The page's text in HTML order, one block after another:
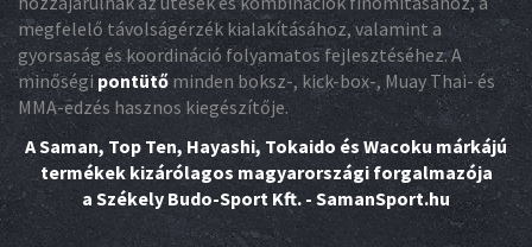
megfelelő távolságérzék kialakításához, valamint a
gyorsaság és koordináció folyamatos fejlesztéséhez. A
minőségipontütő minden boksz-, kick-box-, Muay Thai- és
MMA-edzés hasznos kiegészítője.
A Saman, Top Ten, Hayashi, Tokaido és Wacoku márkájú
termékek kizárólagos magyarországi forgalmazója
a Székely Budo-Sport Kft. - SamanSport.hu